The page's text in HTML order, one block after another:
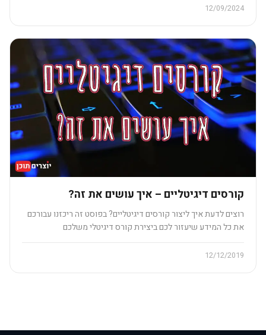
12/09/2024
קורסים דיגיטליים – איך עושים את זה?
רוצים לדעת איך ליצור קורסים דיגיטליים? בפוסט זה ריכזנו עבורכם
את כל המידע שיעזור לכם ביצירת קורס דיגיטלי משלכם
12/12/2019